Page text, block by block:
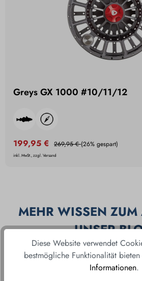
Greys GX 1000 #10/11/12
199,95 € 269,95 €(26% gespart)
inkl. MwSt., zzgl. Versand
MEHR WISSEN
UNSER
Diese Website verwendet
bestmögliche Funktionalität
Informationen.